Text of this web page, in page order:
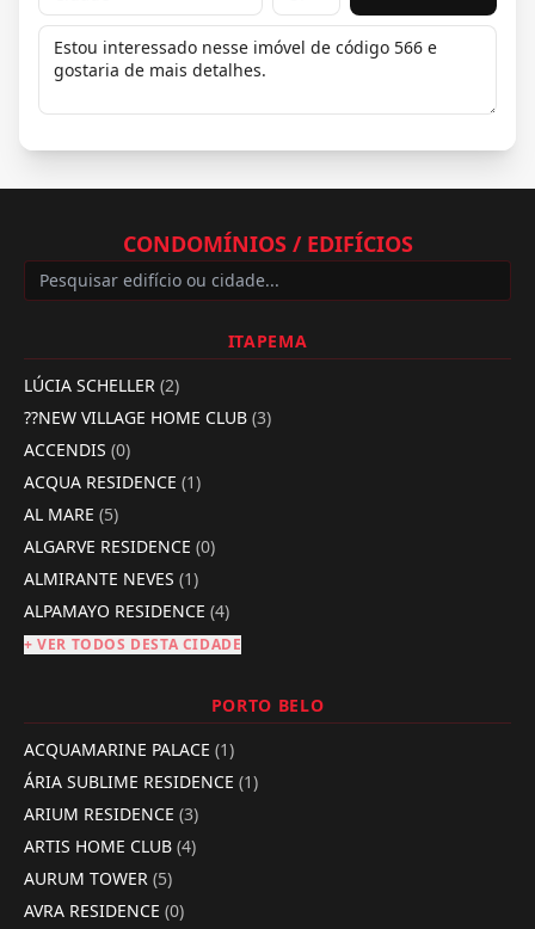
CONDOMÍNIOS / EDIFÍCIOS
ITAPEMA
LÚCIA SCHELLER (2)
??NEW VILLAGE HOME CLUB (3)
ACCENDIS (0)
ACQUA RESIDENCE (1)
AL MARE (5)
ALGARVE RESIDENCE (0)
ALMIRANTE NEVES (1)
ALPAMAYO RESIDENCE (4)
+ VER TODOS DESTA CIDADE
PORTO BELO
ACQUAMARINE PALACE (1)
ÁRIA SUBLIME RESIDENCE (1)
ARIUM RESIDENCE (3)
ARTIS HOME CLUB (4)
AURUM TOWER (5)
AVRA RESIDENCE (0)